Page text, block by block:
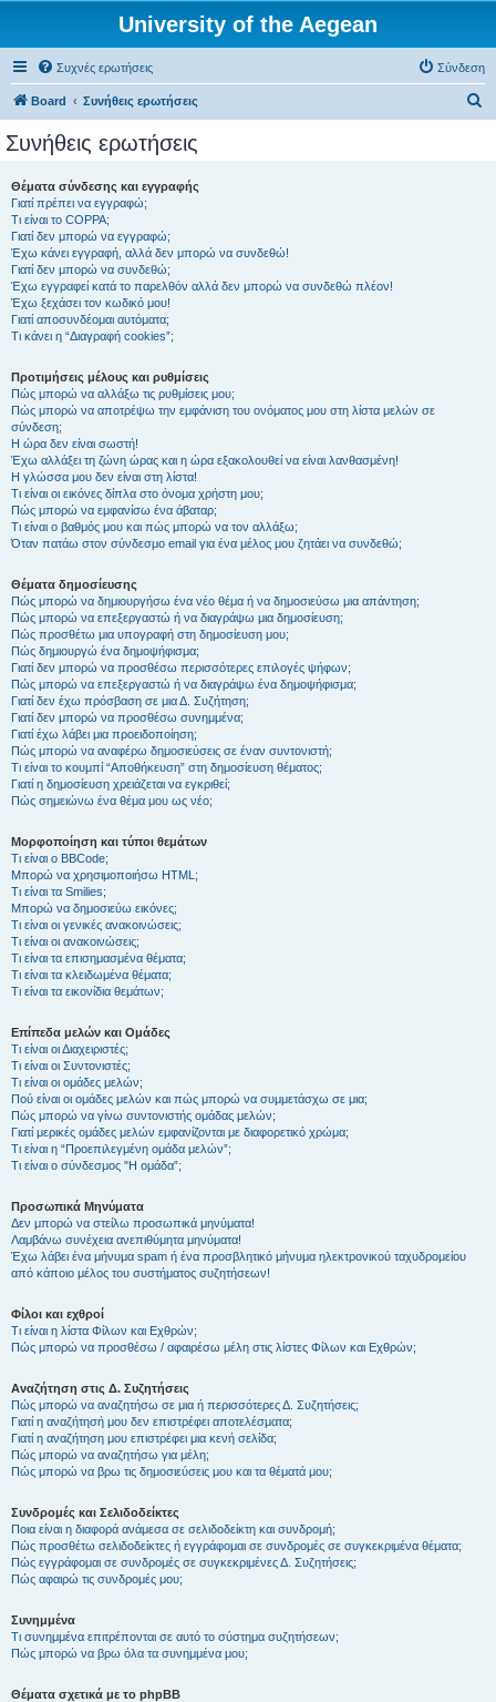
University of the Aegean
Συχνές ερωτήσεις Σύνδεση
Board Συνήθεις ερωτήσεις
Συνήθεις ερωτήσεις
Θέματα σύνδεσης και εγγραφής
Γιατί πρέπει να εγγραφώ;
Τι είναι το COPPA;
Γιατί δεν μπορώ να εγγραφώ;
Έχω κάνει εγγραφή, αλλά δεν μπορώ να συνδεθώ!
Γιατί δεν μπορώ να συνδεθώ;
Έχω εγγραφεί κατά το παρελθόν αλλά δεν μπορώ να συνδεθώ πλέον!
Έχω ξεχάσει τον κωδικό μου!
Γιατί αποσυνδέομαι αυτόματα;
Τι κάνει η “Διαγραφή cookies”;
Προτιμήσεις μέλους και ρυθμίσεις
Πώς μπορώ να αλλάξω τις ρυθμίσεις μου;
Πώς μπορώ να αποτρέψω την εμφάνιση του ονόματος μου στη λίστα μελών σε
σύνδεση;
Η ώρα δεν είναι σωστή!
Έχω αλλάξει τη ζώνη ώρας και η ώρα εξακολουθεί να είναι λανθασμένη!
Η γλώσσα μου δεν είναι στη λίστα!
Τι είναι οι εικόνες δίπλα στο όνομα χρήστη μου;
Πώς μπορώ να εμφανίσω ένα άβαταρ;
Τι είναι ο βαθμός μου και πώς μπορώ να τον αλλάξω;
Όταν πατάω στον σύνδεσμο email για ένα μέλος μου ζητάει να συνδεθώ;
Θέματα δημοσίευσης
Πώς μπορώ να δημιουργήσω ένα νέο θέμα ή να δημοσιεύσω μια απάντηση;
Πώς μπορώ να επεξεργαστώ ή να διαγράψω μια δημοσίευση;
Πώς προσθέτω μια υπογραφή στη δημοσίευση μου;
Πώς δημιουργώ ένα δημοψήφισμα;
Γιατί δεν μπορώ να προσθέσω περισσότερες επιλογές ψήφων;
Πώς μπορώ να επεξεργαστώ ή να διαγράψω ένα δημοψήφισμα;
Γιατί δεν έχω πρόσβαση σε μια Δ. Συζήτηση;
Γιατί δεν μπορώ να προσθέσω συνημμένα;
Γιατί έχω λάβει μια προειδοποίηση;
Πώς μπορώ να αναφέρω δημοσιεύσεις σε έναν συντονιστή;
Τι είναι το κουμπί “Αποθήκευση” στη δημοσίευση θέματος;
Γιατί η δημοσίευση χρειάζεται να εγκριθεί;
Πώς σημειώνω ένα θέμα μου ως νέο;
Μορφοποίηση και τύποι θεμάτων
Τι είναι ο BBCode;
Μπορώ να χρησιμοποιήσω HTML;
Τι είναι τα Smilies;
Μπορώ να δημοσιεύω εικόνες;
Τι είναι οι γενικές ανακοινώσεις;
Τι είναι οι ανακοινώσεις;
Τι είναι τα επισημασμένα θέματα;
Τι είναι τα κλειδωμένα θέματα;
Τι είναι τα εικονίδια θεμάτων;
Επίπεδα μελών και Ομάδες
Τι είναι οι Διαχειριστές;
Τι είναι οι Συντονιστές;
Τι είναι οι ομάδες μελών;
Πού είναι οι ομάδες μελών και πώς μπορώ να συμμετάσχω σε μια;
Πώς μπορώ να γίνω συντονιστής ομάδας μελών;
Γιατί μερικές ομάδες μελών εμφανίζονται με διαφορετικό χρώμα;
Τι είναι η “Προεπιλεγμένη ομάδα μελών”;
Τι είναι ο σύνδεσμος "Η ομάδα”;
Προσωπικά Μηνύματα
Δεν μπορώ να στείλω προσωπικά μηνύματα!
Λαμβάνω συνέχεια ανεπιθύμητα μηνύματα!
Έχω λάβει ένα μήνυμα spam ή ένα προσβλητικό μήνυμα ηλεκτρονικού ταχυδρομείου
από κάποιο μέλος του συστήματος συζητήσεων!
Φίλοι και εχθροί
Τι είναι η λίστα Φίλων και Εχθρών;
Πώς μπορώ να προσθέσω / αφαιρέσω μέλη στις λίστες Φίλων και Εχθρών;
Αναζήτηση στις Δ. Συζητήσεις
Πώς μπορώ να αναζητήσω σε μια ή περισσότερες Δ. Συζητήσεις;
Γιατί η αναζήτησή μου δεν επιστρέφει αποτελέσματα;
Γιατί η αναζήτηση μου επιστρέφει μια κενή σελίδα;
Πώς μπορώ να αναζητήσω για μέλη;
Πώς μπορώ να βρω τις δημοσιεύσεις μου και τα θέματά μου;
Συνδρομές και Σελιδοδείκτες
Ποια είναι η διαφορά ανάμεσα σε σελιδοδείκτη και συνδρομή;
Πώς προσθέτω σελιδοδείκτες ή εγγράφομαι σε συνδρομές σε συγκεκριμένα θέματα;
Πώς εγγράφομαι σε συνδρομές σε συγκεκριμένες Δ. Συζητήσεις;
Πώς αφαιρώ τις συνδρομές μου;
Συνημμένα
Τι συνημμένα επιτρέπονται σε αυτό το σύστημα συζητήσεων;
Πώς μπορώ να βρω όλα τα συνημμένα μου;
Θέματα σχετικά με το phpBB